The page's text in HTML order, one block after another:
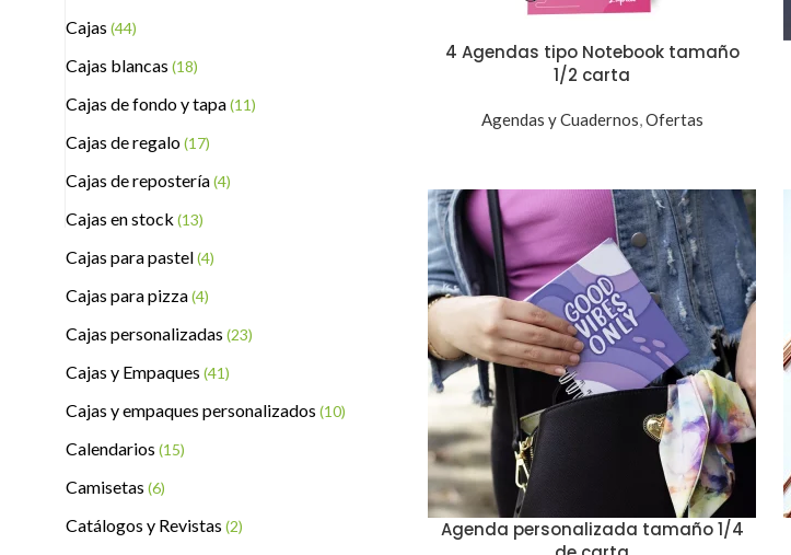
Cajas (44)
Cajas blancas (18)
Cajas de fondo y tapa(11)
Cajas de regalo(17)
Cajas de repostería(4)
Cajas en stock (13)
Cajas para pastel(4)
Cajas para pizza(4)
Cajas personalizadas (23)
Cajas y Empaques (41)
Cajas y empaques personalizados (10)
Calendarios (15)
Camisetas (6)
Catálogos y Revistas (2)
4 Agendas tipo Notebook tamaño
1/2 carta
Agendas y Cuadernos,Ofertas
Agenda personalizada tamaño 1/4